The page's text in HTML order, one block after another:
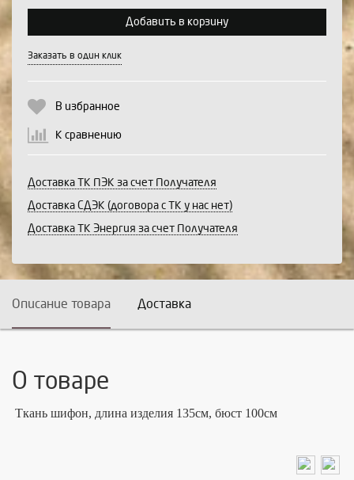
Выберите количество:
Продолжить Отмена
Добавить в корзину
Заказать в один клик
В избранное
К сравнению
Доставка ТК ПЭК за счет Получателя
Доставка СДЭК (договора с ТК у нас нет)
Доставка ТК Энергия за счет Получателя
Описание товара Доставка
О товаре
Ткань шифон, длина изделия 135см, бюст 100см